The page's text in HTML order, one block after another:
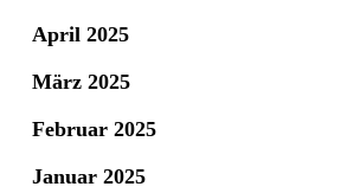
April 2025
März 2025
Februar 2025
Januar 2025